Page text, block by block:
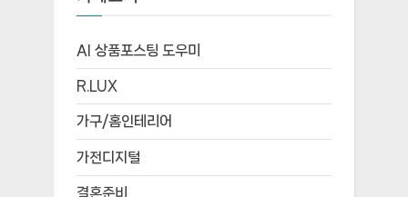
AI 상품포스팅 도우미
R.LUX
가구/홈인테리어
가전디지털
결혼준비